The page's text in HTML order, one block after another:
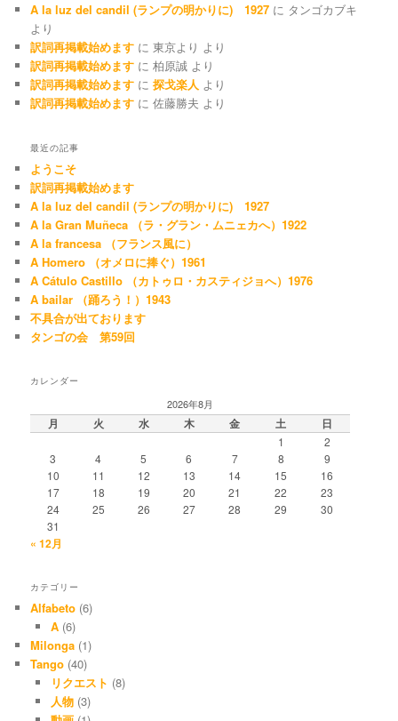
A la luz del candil (ランプの明かりに) 1927 に タンゴカブキ
より
訳詞再掲載始めます に東京より より
訳詞再掲載始めます に柏原誠 より
訳詞再掲載始めます に探戈楽人 より
訳詞再掲載始めます に佐藤勝夫 より
最近の記事
ようこそ
訳詞再掲載始めます
A la luz del candil (ランプの明かりに) 1927
A la Gran Muñeca （ラ・グラン・ムニェカへ）1922
A la francesa （フランス風に）
A Homero （オメロに捧ぐ）1961
A Cátulo Castillo （カトゥロ・カスティジョへ）1976
A bailar （踊ろう！）1943
不具合が出ております
タンゴの会 第59回
カレンダー
2026年8月
月 火 水 木 金 土 日
1
2
3
4 5 6 7 8
9
10
11 12 13 14 15
16
17
18 19 20 21 22
23
24
25 26 27 28 29
30
31
« 12月
カテゴリー
Alfabeto (6)
A(6)
Milonga (1)
Tango (40)
リクエスト (8)
人物(3)